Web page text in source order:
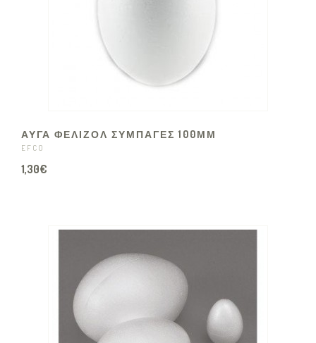
ΑΥΓΑ ΦΕΛΙΖΟΛ ΣΥΜΠΑΓΕΣ 100ΜΜ
EFCO
1,30€